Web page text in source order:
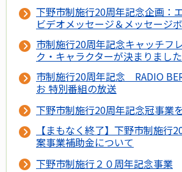
下野市制施行20周年記念企画：
ビデオメッセージ＆メッセージ
市制施行20周年記念キャッチフ
ク・キャラクターが決まりました
市制施行20周年記念 RADIO
お 特別番組の放送
下野市制施行20周年記念冠事業
【まもなく終了】下野市制施行
案事業補助金について
下野市制施行２０周年記念事業